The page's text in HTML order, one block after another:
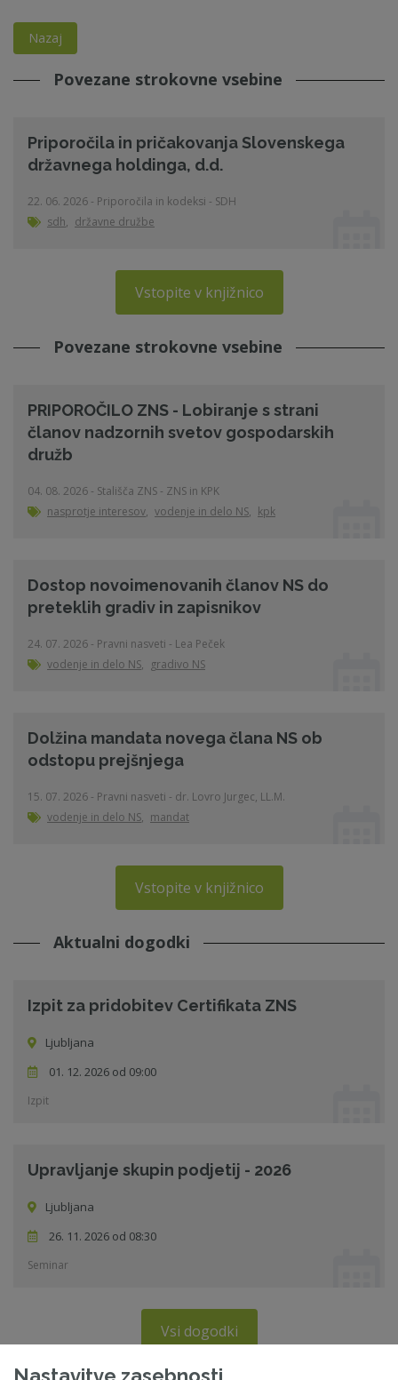
Nazaj
Povezane strokovne vsebine
Priporočila in pričakovanja Slovenskega
državnega holdinga, d.d.
22. 06. 2026 - Priporočila in kodeksi - SDH
sdh, državne družbe
Vstopite v knjižnico
Povezane strokovne vsebine
PRIPOROČILO ZNS - Lobiranje s strani
članov nadzornih svetov gospodarskih
družb
04. 08. 2026 - Stališča ZNS - ZNS in KPK
nasprotje interesov, vodenje in delo NS, kpk
Dostop novoimenovanih članov NS do
preteklih gradiv in zapisnikov
24. 07. 2026 - Pravni nasveti - Lea Peček
vodenje in delo NS, gradivo NS
Dolžina mandata novega člana NS ob
odstopu prejšnjega
15. 07. 2026 - Pravni nasveti - dr. Lovro Jurgec, LL.M.
vodenje in delo NS, mandat
Vstopite v knjižnico
Aktualni dogodki
Izpit za pridobitev Certifikata ZNS
Ljubljana
01. 12. 2026 od 09:00
Izpit
Upravljanje skupin podjetij - 2026
Ljubljana
26. 11. 2026 od 08:30
Seminar
Vsi dogodki